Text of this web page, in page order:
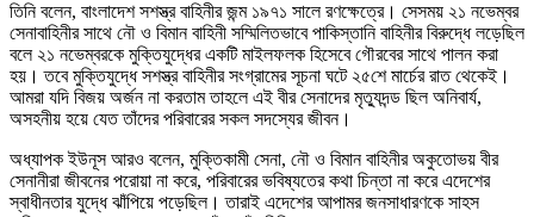
তিনি বলেন, বাংলাদেশ সশস্ত্র বাহিনীর জন্ম ১৯৭১ সালে রণক্ষেত্রে। সেসময় ২১ নভেম্বর
সেনাবাহিনীর সাথে নৌ ও বিমান বাহিনী সম্মিলিতভাবে পাকিস্তানি বাহিনীর বিরুদ্ধে লড়েছিল
বলে ২১ নভেম্বরকে মুক্তিযুদ্ধের একটি মাইলফলক হিসেবে গৌরবের সাথে পালন করা
হয়। তবে মুক্তিযুদ্ধে সশস্ত্র বাহিনীর সংগ্রামের সূচনা ঘটে ২৫শে মার্চের রাত থেকেই।
আমরা যদি বিজয় অর্জন না করতাম তাহলে এই বীর সেনাদের মৃত্যুদন্ড ছিল অনিবার্য,
অসহনীয় হয়ে যেত তাঁদের পরিবারের সকল সদস্যের জীবন।
অধ্যাপক ইউনূস আরও বলেন, মুক্তিকামী সেনা, নৌ ও বিমান বাহিনীর অকুতোভয় বীর
সেনানীরা জীবনের পরোয়া না করে, পরিবারের ভবিষ্যতের কথা চিন্তা না করে এদেশের
স্বাধীনতার যুদ্ধে ঝাঁপিয়ে পড়েছিল। তারাই এদেশের আপামর জনসাধারণকে সাহস